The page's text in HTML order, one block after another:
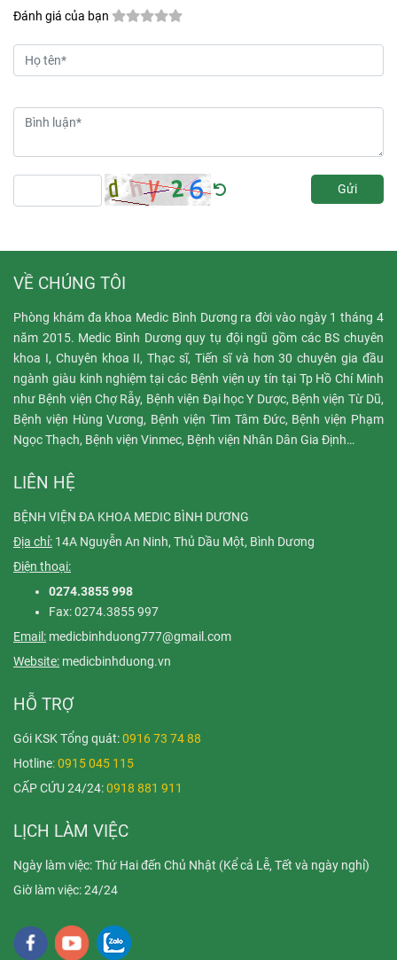
Đánh giá của bạn
Gửi
VỀ CHÚNG TÔI
Phòng khám đa khoa Medic Bình Dương ra đời vào ngày 1 tháng 4
năm 2015. Medic Bình Dương quy tụ đội ngũ gồm các BS chuyên
khoa I, Chuyên khoa II, Thạc sĩ, Tiến sĩ và hơn 30 chuyên gia đầu
ngành giàu kinh nghiệm tại các Bệnh viện uy tín tại Tp Hồ Chí Minh
như Bệnh viện Chợ Rẫy, Bệnh viện Đại học Y Dược, Bệnh viện Từ Dũ,
Bệnh viện Hùng Vương, Bệnh viện Tim Tâm Đức, Bệnh viện Phạm
Ngọc Thạch, Bệnh viện Vinmec, Bệnh viện Nhân Dân Gia Định…
LIÊN HỆ
BỆNH VIỆN ĐA KHOA MEDIC BÌNH DƯƠNG
Địa chỉ: 14A Nguyễn An Ninh, Thủ Dầu Một, Bình Dương
Điện thoại:
0274.3855 998
Fax: 0274.3855 997
Email: medicbinhduong777@gmail.com
Website: medicbinhduong.vn
HỖ TRỢ
Gói KSK Tổng quát:0916 73 74 88
Hotline: 0915 045 115
CẤP CỨU 24/24:0918 881 911
LỊCH LÀM VIỆC
Ngày làm việc: Thứ Hai đến Chủ Nhật (Kể cả Lễ, Tết và ngày nghỉ)
Giờ làm việc: 24/24